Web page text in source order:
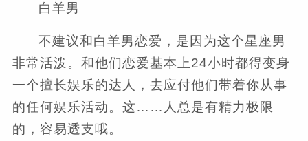
白羊男
不建议和白羊男恋爱，是因为这个星座男
非常活泼。和他们恋爱基本上24小时都得变身
一个擅长娱乐的达人，去应付他们带着你从事
的任何娱乐活动。这……人总是有精力极限
的，容易透支哦。